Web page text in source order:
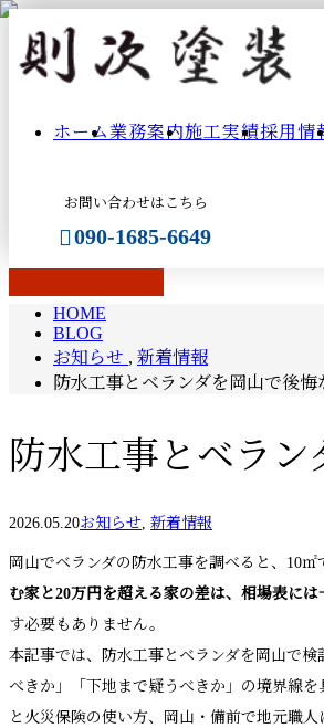
ホーム業務案内施工実績採用情
お問い合わせはこちら
090-1685-6649
メールフォーム
ブ
ロ
BLOG
HOME
BLOG
お知らせ , 新着情報
防水工事とベランダを岡山で後
防水工事とベラ
2026.05.20お知らせ, 新着情報
岡山でベランダの防水工事を調べると、10
む家と20万円を超える家の差は、相場表には
す必要もありません。
本記事では、防水工事とベランダを岡山で
べきか」「下地まで疑うべきか」の境界線
と火災保険の使い方、岡山・備前で地元職人